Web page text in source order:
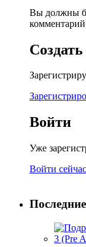
Вы должны
комментарий
Войти
Уже
Войти сейчас